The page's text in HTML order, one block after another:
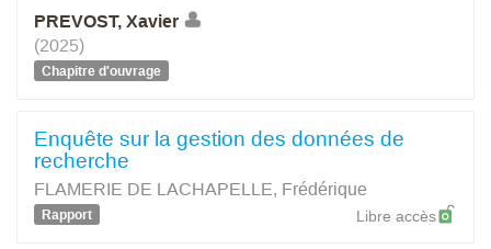
PREVOST, Xavier
(2025)
Chapitre d'ouvrage
Enquête sur la gestion des données de
recherche
FLAMERIE DE LACHAPELLE, Frédérique
Rapport Libre accès